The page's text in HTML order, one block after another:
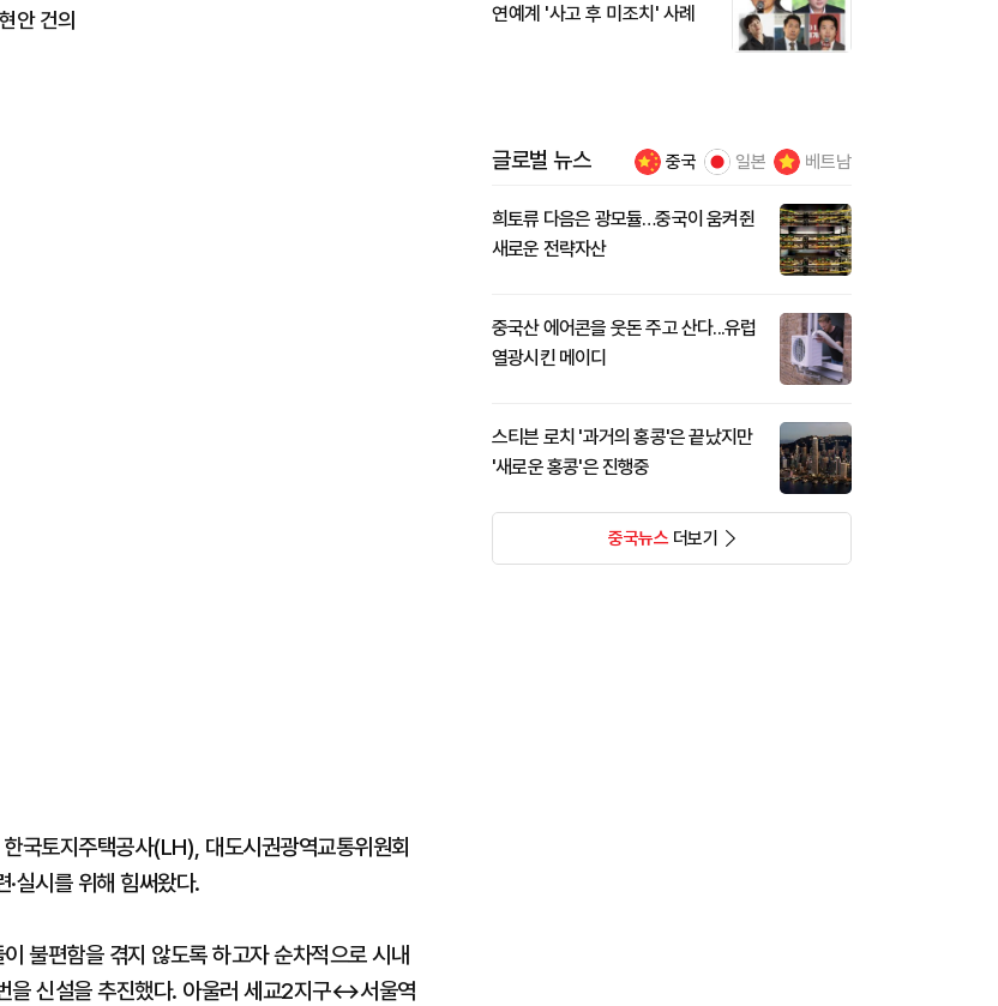
안 건의
국토지주택공사(LH), 대도시권광역교통위원회
실시를 위해 힘써왔다.
불편함을 겪지 않도록 하고자 순차적으로 시내
신설을 추진했다. 아울러 세교2지구↔서울역
연예계 '사고 후 미조치' 사례
글로벌 뉴스 중국 일본 베트남
희토류 다음은 광모듈…중국이 움켜쥔
새로운 전략자산
중국산 에어콘을 웃돈 주고 산다...유럽
열광시킨 메이디
스티븐 로치 '과거의 홍콩'은 끝났지만
'새로운 홍콩'은 진행중
중국뉴스더보기